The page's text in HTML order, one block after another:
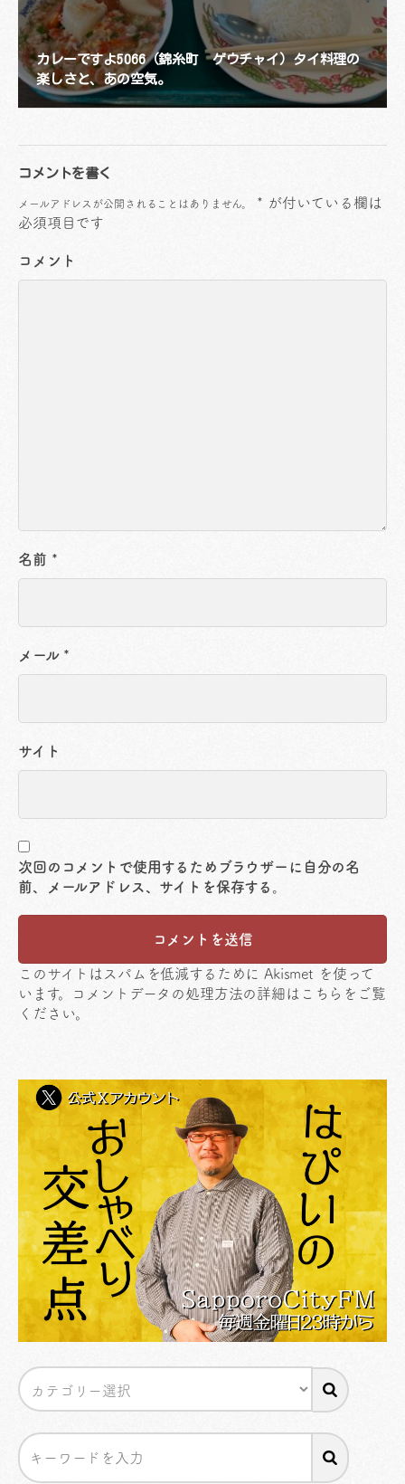
カレーですよ5066（錦糸町 ゲウチャイ）タイ料理の
楽しさと、あの空気。
コメントを書く
メールアドレスが公開されることはありません。 * が付いている欄は
必須項目です
コメント
名前 *
メール *
サイト
次回のコメントで使用するためブラウザーに自分の名
前、メールアドレス、サイトを保存する。
このサイトはスパムを低減するために Akismet を使って
います。
コメントデータの処理方法の詳細はこちらをご覧
ください。